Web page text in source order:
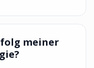
meiner